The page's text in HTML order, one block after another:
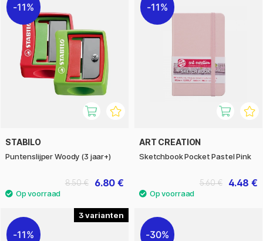
11%
STABILO
Puntenslijper Woody (3 jaar+)
6.80 €
8.50 €
11%
ART CREATION
Sketchbook Pocket Pastel Pink
4.48 €
5.60 €
3
11% 30%